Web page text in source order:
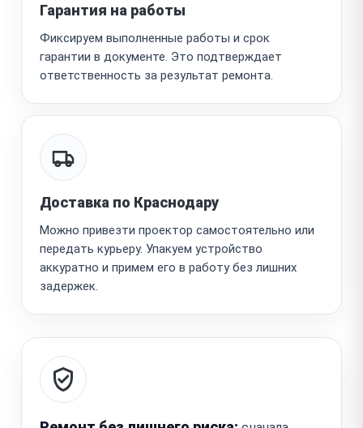
Гарантия на работы
Фиксируем выполненные работы и срок
гарантии в документе. Это подтверждает
ответственность за результат ремонта.
Доставка по Краснодару
Можно привезти проектор самостоятельно или
передать курьеру. Упакуем устройство
аккуратно и примем его в работу без лишних
задержек.